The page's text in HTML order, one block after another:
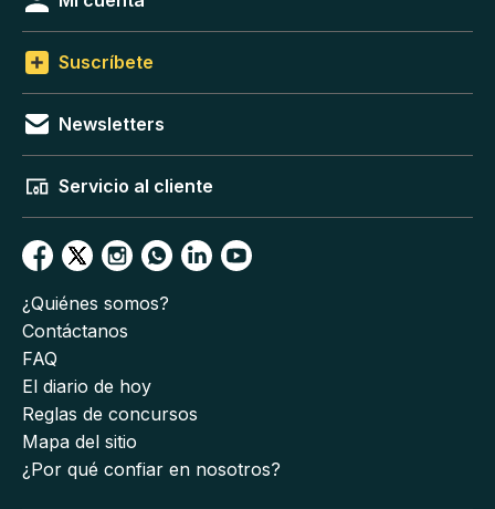
Suscríbete
Newsletters
Servicio al cliente
¿Quiénes somos?
Contáctanos
FAQ
El diario de hoy
Reglas de concursos
Mapa del sitio
¿Por qué confiar en nosotros?